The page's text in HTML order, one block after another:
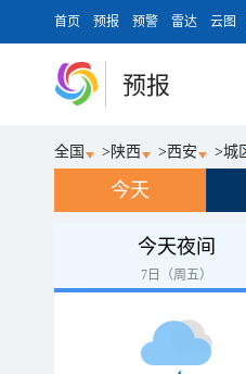
首页 预报 预警 雷达 云图
预报
全国 > 陕西 >西安 >城
今天
今天夜间
7日（周五）